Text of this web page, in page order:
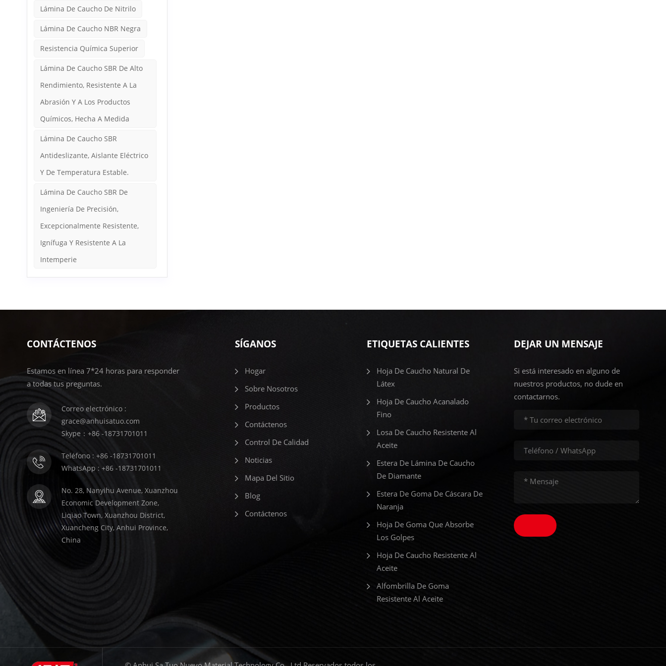
Lámina De Caucho De Nitrilo
Lámina De Caucho NBR Negra
Resistencia Química Superior
Lámina De Caucho SBR De Alto
Rendimiento, Resistente A La
Abrasión Y A Los Productos
Químicos, Hecha A Medida
Lámina De Caucho SBR
Antideslizante, Aislante Eléctrico
Y De Temperatura Estable.
Lámina De Caucho SBR De
Ingeniería De Precisión,
Excepcionalmente Resistente,
Ignífuga Y Resistente A La
Intemperie
CONTÁCTENOS
Estamos en línea 7*24 horas para responder
a todas tus preguntas.
Correo electrónico :
grace@anhuisatuo.com
Skype：+86 -18731701011
Teléfono : +86 -18731701011
WhatsApp : +86 -18731701011
No. 28, Nanyihu Avenue, Xuanzhou
Economic Development Zone,
Liqiao Town, Xuanzhou District,
Xuancheng City, Anhui Province,
China
SÍGANOS
Hogar
Sobre Nosotros
Productos
Contáctenos
Control De Calidad
Noticias
Mapa Del Sitio
Blog
Contáctenos
ETIQUETAS CALIENTES
Hoja De Caucho Natural De
Látex
Hoja De Caucho Acanalado
Fino
Losa De Caucho Resistente Al
Aceite
Estera De Lámina De Caucho
De Diamante
Estera De Goma De Cáscara De
Naranja
Hoja De Goma Que Absorbe
Los Golpes
Hoja De Caucho Resistente Al
Aceite
Alfombrilla De Goma
Resistente Al Aceite
DEJAR UN MENSAJE
Si está interesado en alguno de
nuestros productos, no dude en
contactarnos.